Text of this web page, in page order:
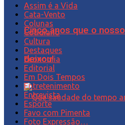
Cinco anos que o
deixou!
Assim é a Vida
Cata-Vento
Colunas
Cotidiano
Cultura
Destaques
Economia
Editorial
Em Dois Tempos
Entretenimento
Entrevista
Esporte
Favo com Pimenta
Foto Expressão…